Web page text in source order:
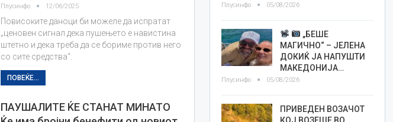
Плусинфо 12/06/2025
Повисоките даноци би можеле да испратат
„ценовен сигнал дека пушењето е навистина
штетно и дека треба да се бориме против него
со сите средства“.
ПОВЕЌЕ...
ПАУШАЛИТЕ ЌЕ СТАНАТ МИНАТО
Плусинфо 05/08/2026
„БЕШЕ
МАГИЧНО“ – ЈЕЛЕНА
ДОКИЌ ЈА НАПУШТИ
МАКЕДОНИЈА…
Плусинфо 05/08/2026
ПРИВЕДЕН ВОЗАЧОТ
КОЈ ВОЗЕШЕ ВО